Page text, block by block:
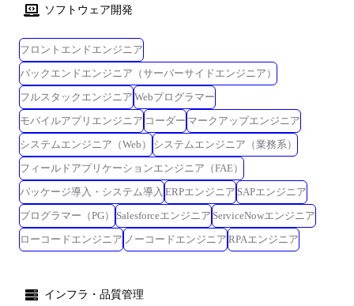
Jira, Github <技術環境例2> 環境 :AWS(EC2, RDS等) 言語 :Python、
Pipelines) <技術環境例3> 環境 :Azure 言語 :Java, JavaScript, SQLServer ツ
ール等 :Maestro, Apriso, Asprova, intra-mart ●配属予定部署 ・経営基盤グ
ループ(BIG) ・会計ソリューショングループ(FSG) キャリア入社の社員も
多く、様々なバックグラウンドを持つ社員が活躍しています。 お客様の
ニーズを起点としてプロジェクトが立ち上がるため、アプリケーション
チームと連携しチームで活動する場合も多くあります。 ●研修について
アビームシステムズは「 人が中心のビジネスモデル 」。 アビームコン
サルティング主催の研修をはじめ数多くの研修が用意されており、皆さ
んのキャリア形成をバックアップします。 ・ITスキル(schooのオンライ
ントレーニング、ABeam Method他) ・コンサルティングスキル (ロジカ
ルシンキング、ドキュメンテーション、提案力強化、問題解決 他) ・プ
ロジェクトマネジメント(基礎、応用、実践) 必要に応じて部門予算で研
修や勉強会を受けていただくことができます。 また、入社時に育成担当
ソフトウェア開発
フロントエンドエンジニア
バックエンドエンジニア（サーバーサイドエンジニア）
フルスタックエンジニア Webプログラマー
モバイルアプリエンジニア コーダー マークアップエンジニア
システムエンジニア（Web）
システムエンジニア（業務系）
フィールドアプリケーションエンジニア（FAE）
パッケージ導入・システム導入 ERPエンジニア SAPエンジニア
プログラマー（PG）
Salesforceエンジニア ServiceNowエンジニア
ローコードエンジニア ノーコードエンジニア RPAエンジニア
インフラ・品質管理